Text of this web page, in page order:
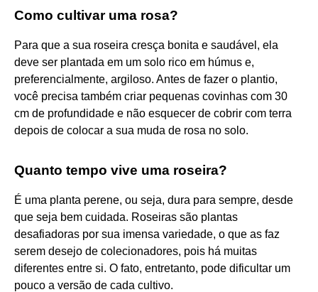
Como cultivar uma rosa?
Para que a sua roseira cresça bonita e saudável, ela
deve ser plantada em um solo rico em húmus e,
preferencialmente, argiloso. Antes de fazer o plantio,
você precisa também criar pequenas covinhas com 30
cm de profundidade e não esquecer de cobrir com terra
depois de colocar a sua muda de rosa no solo.
Quanto tempo vive uma roseira?
É uma planta perene, ou seja, dura para sempre, desde
que seja bem cuidada. Roseiras são plantas
desafiadoras por sua imensa variedade, o que as faz
serem desejo de colecionadores, pois há muitas
diferentes entre si. O fato, entretanto, pode dificultar um
pouco a versão de cada cultivo.